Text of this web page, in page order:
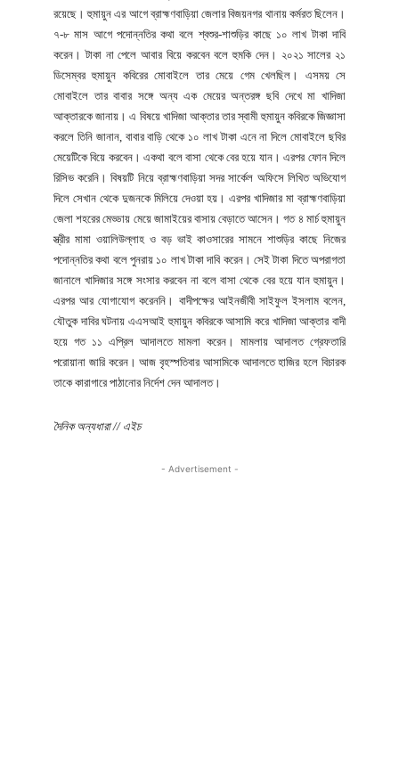
রয়েছে। হুমায়ুন এর আগে ব্রাহ্মণবাড়িয়া জেলার বিজয়নগর থানায় কর্মরত ছিলেন।
৭-৮ মাস আগে পদোন্নতির কথা বলে শ্বশুর-শাশুড়ির কাছে ১০ লাখ টাকা দাবি
করেন। টাকা না পেলে আবার বিয়ে করবেন বলে হুমকি দেন। ২০২১ সালের ২১
ডিসেম্বর হুমায়ুন কবিরের মোবাইলে তার মেয়ে গেম খেলছিল। এসময় সে
মোবাইলে তার বাবার সঙ্গে অন্য এক মেয়ের অন্তরঙ্গ ছবি দেখে মা খাদিজা
আক্তারকে জানায়। এ বিষয়ে খাদিজা আক্তার তার স্বামী হুমায়ুন কবিরকে জিজ্ঞাসা
করলে তিনি জানান, বাবার বাড়ি থেকে ১০ লাখ টাকা এনে না দিলে মোবাইলে ছবির
মেয়েটিকে বিয়ে করবেন। একথা বলে বাসা থেকে বের হয়ে যান। এরপর ফোন দিলে
রিসিভ করেনি। বিষয়টি নিয়ে ব্রাহ্মণবাড়িয়া সদর সার্কেল অফিসে লিখিত অভিযোগ
দিলে সেখান থেকে দুজনকে মিলিয়ে দেওয়া হয়। এরপর খাদিজার মা ব্রাহ্মণবাড়িয়া
জেলা শহরের মেড্ডায় মেয়ে জামাইয়ের বাসায় বেড়াতে আসেন। গত ৪ মার্চ হুমায়ুন
স্ত্রীর মামা ওয়ালিউল্লাহ ও বড় ভাই কাওসারের সামনে শাশুড়ির কাছে নিজের
পদোন্নতির কথা বলে পুনরায় ১০ লাখ টাকা দাবি করেন। সেই টাকা দিতে অপরাগতা
জানালে খাদিজার সঙ্গে সংসার করবেন না বলে বাসা থেকে বের হয়ে যান হুমায়ুন।
এরপর আর যোগাযোগ করেননি। বাদীপক্ষের আইনজীবী সাইফুল ইসলাম বলেন,
যৌতুক দাবির ঘটনায় এএসআই হুমায়ুন কবিরকে আসামি করে খাদিজা আক্তার বাদী
হয়ে গত ১১ এপ্রিল আদালতে মামলা করেন। মামলায় আদালত গ্রেফতারি
পরোয়ানা জারি করেন। আজ বৃহস্পতিবার আসামিকে আদালতে হাজির হলে বিচারক
তাকে কারাগারে পাঠানোর নির্দেশ দেন আদালত।
দৈনিক অন্যধারা // এইচ
- Advertisement -